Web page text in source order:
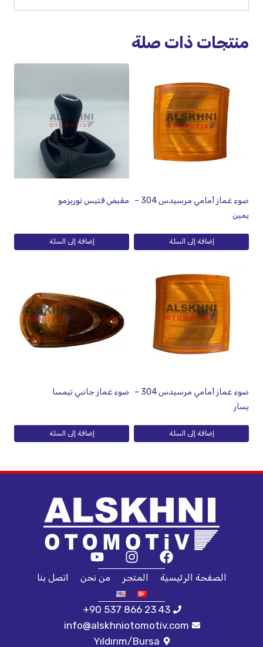
منتجات ذات صلة
ضوء غماز أمامي مرسيدس 304 –
يمين
إضافة إلى السلة
مقبض فتيس توريزمو
إضافة إلى السلة
ضوء غماز أمامي مرسيدس 304 –
يسار
إضافة إلى السلة
ضوء غماز جانبي تيمسا
إضافة إلى السلة
الصفحة الرئيسية المتجر من نحن اتصل بنا
+90 537 866 23 43
info@alskhniotomotiv.com
Yıldırım/Bursa